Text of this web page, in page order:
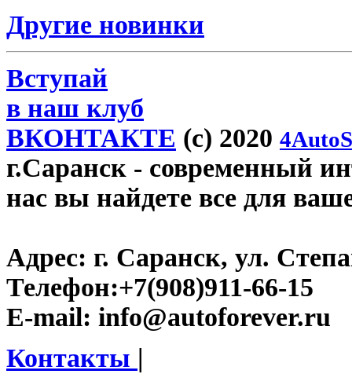
Другие новинки
Вступай
в наш клуб
ВКОНТАКТЕ (c) 2020
г.Саранск - современный
нас вы найдете все для
Адрес: г. Саранск, ул.
Телефон:+7(908)911-66-15
E-mail: info@autoforever.ru
Контакты |